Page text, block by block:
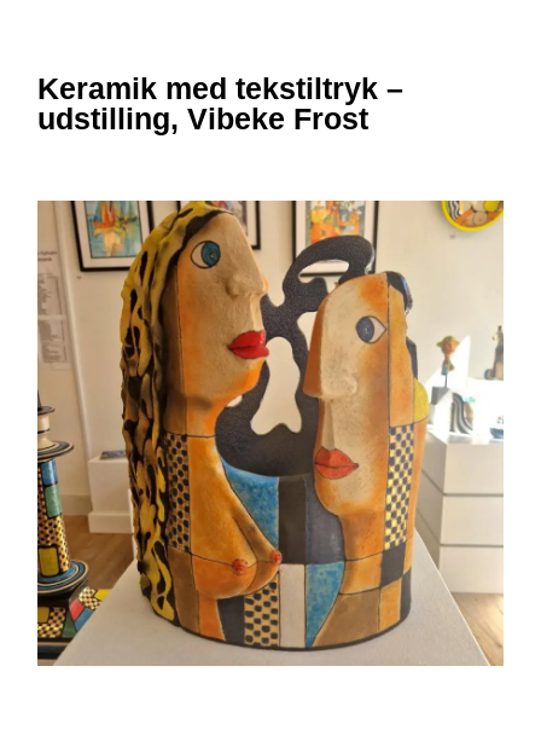
Keramik med tekstiltryk –
udstilling, Vibeke Frost